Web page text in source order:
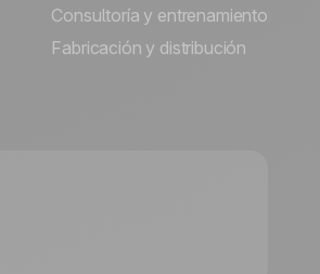
Consultoría y entrenamiento
Fabricación y distribución